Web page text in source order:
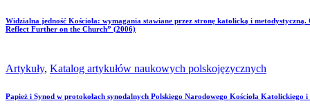
Widzialna jedność Kościoła: wymagania stawiane przez stronę katolicką i
Reflect Further on the Church” (2006)
Artykuły, Katalog artykułów naukowych polskojęzycznych
Papież i Synod w protokołach synodalnych Polskiego Narodowego Kościoła Katolickiego